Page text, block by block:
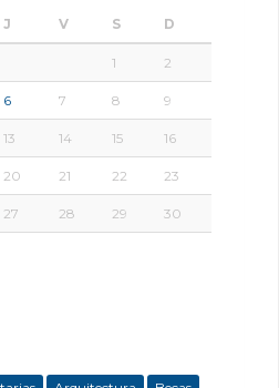
J V S D
1 2
6 7 8 9
13 14 15 16
20 21 22 23
27 28 29 30